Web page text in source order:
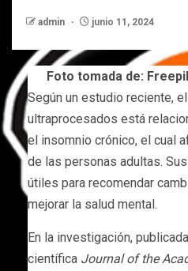
admin junio 11, 2024
Foto tomada de:
Según un estudio reciente,
ultraprocesados está
el insomnio crónico, el cual
de las personas adultas.
útiles para recomendar
mejorar la salud mental.
En la investigación,
científica Journal of the